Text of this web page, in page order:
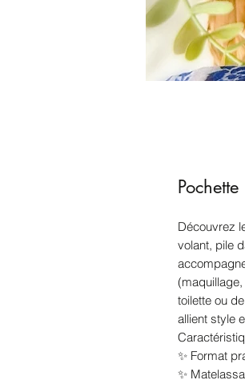
Découvrez
volant, pile
toilette ou
allient style
✨ Format
✨